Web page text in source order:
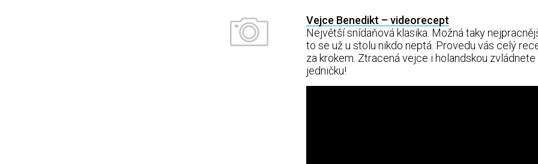
Vejce Benedikt – videorecept
Největší snídaňová klasika. Možná taky
to se už u stolu nikdo neptá. Provedu vás celý
za krokem. Ztracená vejce i holandskou zvládnete
jedničku!